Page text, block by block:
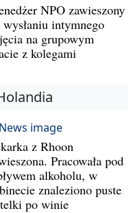
NPO zawieszony
wysłaniu intymnego
na grupowym
z kolegami
z Rhoon
Pracowała pod
alkoholu, w
znaleziono puste
po winie